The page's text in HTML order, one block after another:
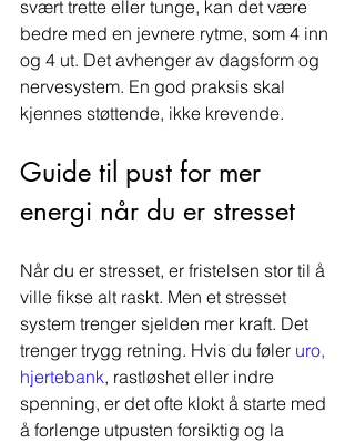
svært trette eller tunge, kan det være
bedre med en jevnere rytme, som 4 inn
og 4 ut. Det avhenger av dagsform og
nervesystem. En god praksis skal
kjennes støttende, ikke krevende.
Guide til pust for mer
energi når du er stresset
Når du er stresset, er fristelsen stor til å
ville fikse alt raskt. Men et stresset
system trenger sjelden mer kraft. Det
trenger trygg retning. Hvis du føler uro,
hjertebank, rastløshet eller indre
spenning, er det ofte klokt å starte med
å forlenge utpusten forsiktig og la